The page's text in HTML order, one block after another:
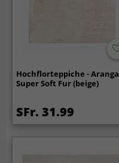
Hochflorteppiche - Aranga
Super Soft Fur (beige)
SFr. 31.99